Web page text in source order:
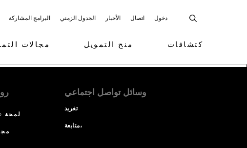
البرامج المشاركة الجدول الزمني الأخبار اتصال دخول
مجالات منح التمويل كتشافات
لمحة
وسائل تواصل اجتماعي
تغريد
متابعة،